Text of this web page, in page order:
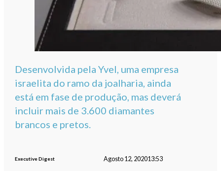
Desenvolvida pela Yvel, uma empresa
israelita do ramo da joalharia, ainda
está em fase de produção, mas deverá
incluir mais de 3.600 diamantes
brancos e pretos.
Executive Digest Agosto 12, 202013:53